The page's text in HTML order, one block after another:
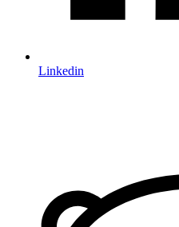
Linkedin